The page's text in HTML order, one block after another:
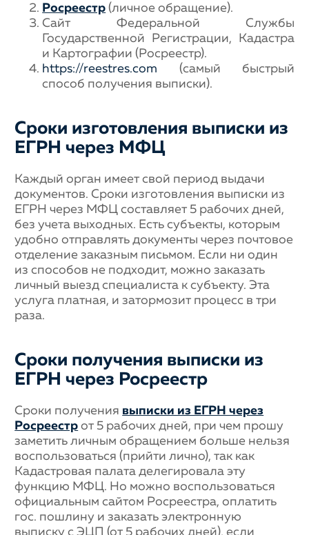
Росреестр (личное обращение).
Сайт Федеральной Службы
Государственной Регистрации, Кадастра
и Картографии (Росреестр).
https://reestres.com (самый быстрый
способ получения выписки).
Сроки изготовления выписки из
ЕГРН через МФЦ
Каждый орган имеет свой период выдачи
документов. Сроки изготовления выписки из
ЕГРН через МФЦ составляет 5 рабочих дней,
без учета выходных. Есть субъекты, которым
удобно отправлять документы через почтовое
отделение заказным письмом. Если ни один
из способов не подходит, можно заказать
личный выезд специалиста к субъекту. Эта
услуга платная, и затормозит процесс в три
раза.
Сроки получения выписки из
ЕГРН через Росреестр
Сроки получения выписки из ЕГРН через
Росреестр от 5 рабочих дней, при чем прошу
заметить личным обращением больше нельзя
воспользоваться (прийти лично), так как
Кадастровая палата делегировала эту
функцию МФЦ. Но можно воспользоваться
официальным сайтом Росреестра, оплатить
гос. пошлину и заказать электронную
выписку с ЭЦП (от 5 рабочих дней), если